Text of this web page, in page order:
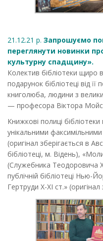
21.12.21 р. Запрошуємо
переглянути новинки
культурну спадщину».
Колектив бібліотеки щиро
подарунок бібліотеці від
книголюба, людини з
— професора Віктора
Книжкові полиці
унікальними
(оригінал зберігається в
бібліотеці, м. Відень),
(Служебника Теодоровича
публічній бібліотеці
Гертруди X-XI ст.» (оригінал